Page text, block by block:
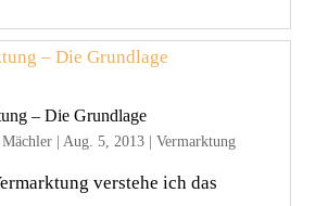
– Die Grundlage
| Aug. 5, 2013| Vermarktung
verstehe ich das